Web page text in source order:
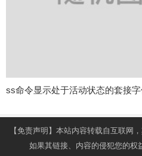
ss命令显示处于活动状态的套接字
【免责声明】本站内容转载自互联网
如果其链接、内容的侵犯您的权